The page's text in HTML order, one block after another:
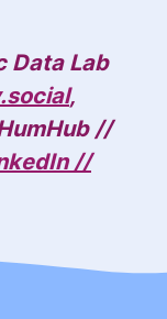
Data Lab
,
//
//